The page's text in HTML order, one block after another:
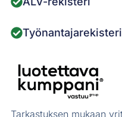
Työnantajarekisteri
Tarkastuksen mukaan